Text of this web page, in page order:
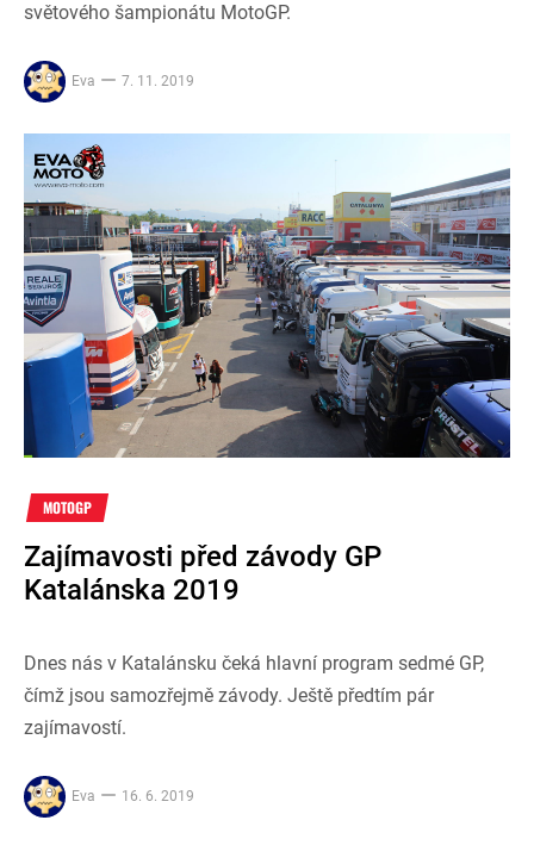
světového šampionátu MotoGP.
Eva 7. 11. 2019
MOTOGP
Zajímavosti před závody GP
Katalánska 2019
Dnes nás v Katalánsku čeká hlavní program sedmé GP,
čímž jsou samozřejmě závody. Ještě předtím pár
zajímavostí.
Eva 16. 6. 2019